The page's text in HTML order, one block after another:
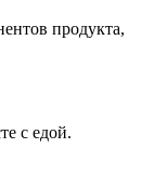
продукта,
с едой.